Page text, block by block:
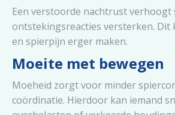
Een verstoorde nachtrust verhoogt
ontstekingsreacties versterken. Dit
en spierpijn erger maken.
Moeite met bewegen
Moeheid zorgt voor minder
coördinatie. Hierdoor kan iemand